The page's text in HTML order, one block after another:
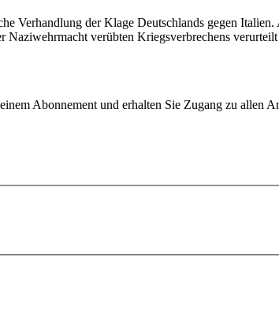
der Klage Deutschlands gegen Italien.
verübten Kriegsverbrechens
Abonnement und erhalten Sie Zugang zu allen